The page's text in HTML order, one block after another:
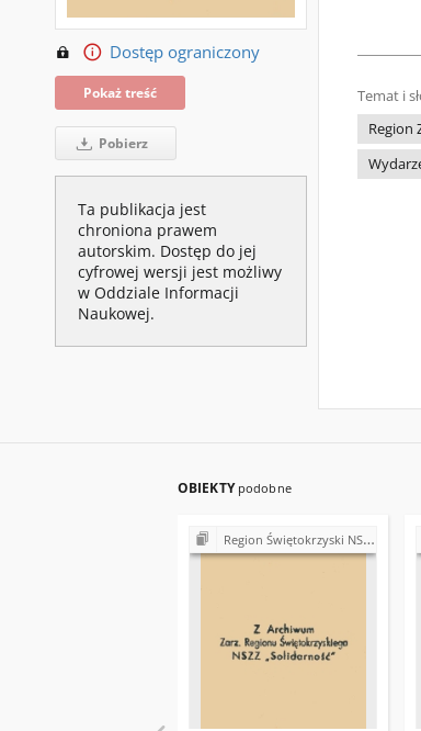
Dostęp ograniczony
Pokaż treść
Pobierz
Ta publikacja jest
chroniona prawem
autorskim. Dostęp do jej
cyfrowej wersji jest możliwy
w Oddziale Informacji
Naukowej.
Temat i
Region
OBIEKTY podobne
Region Świętokrzyski NSZZ "Solidarność". Delegatura Starachowice